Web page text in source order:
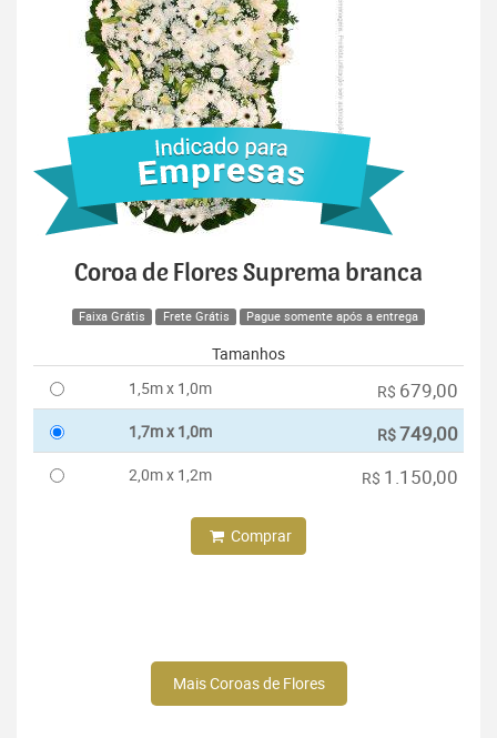
Coroa de Flores Suprema branca
Faixa Grátis Frete Grátis Pague somente após a entrega
Tamanhos
1,5m x 1,0m
R$ 679,00
1,7m x 1,0m R$749,00
2,0m x 1,2m R$ 1.150,00
Comprar
Mais Coroas de Flores